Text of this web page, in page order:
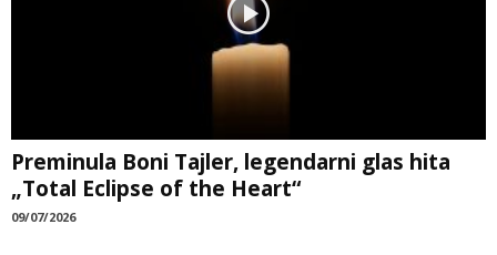
Preminula Boni Tajler, legendarni glas hita
„Total Eclipse of the Heart“
09/07/2026